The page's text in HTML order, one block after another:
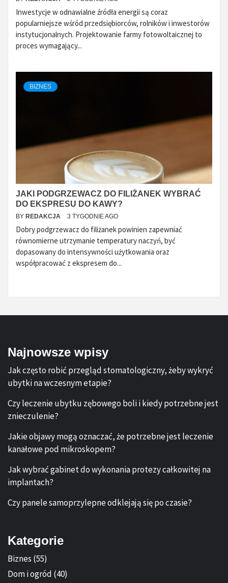
Inwestycje w odnawialne źródła energii są coraz
popularniejsze wśród przedsiębiorców, rolników i inwestorów
instytucjonalnych. Projektowanie farmy fotowoltaicznej to
proces wymagający...
BIZNES
JAKI PODGRZEWACZ DO FILIŻANEK WYBRAĆ
DO EKSPRESU DO KAWY?
BY REDAKCJA 3 TYGODNIE AGO
Dobry podgrzewacz do filiżanek powinien zapewniać
równomierne utrzymanie temperatury naczyń, być
dopasowany do intensywności użytkowania oraz
współpracować z ekspresem do...
Najnowsze wpisy
Jak często robić przegląd stomatologiczny, żeby wykryć
ubytki na wczesnym etapie?
Czy leczenie ubytku zębowego boli i kiedy potrzebne jest
znieczulenie?
Jakie objawy mogą oznaczać, że potrzebne jest leczenie
kanałowe pod mikroskopem?
Jak wybrać gabinet do wykonania protezy całkowitej na
implantach?
Czy panele samoprzylepne odklejają się po czasie?
Kategorie
Biznes (55)
Dom i ogród (40)